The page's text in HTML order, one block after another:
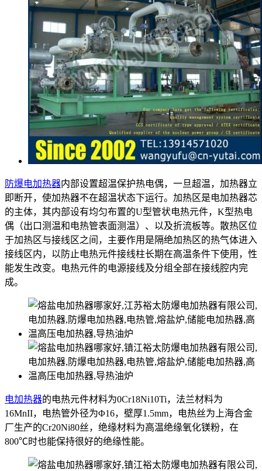
防爆电加热器内部设置超温保护热电偶，一旦超温，加热器立
即断开，使加热器不在超温状态下运行。加热区是电加热器芯
的主体，其内部设有均匀布置的U型管状电热元件，K型热电
偶（出口测温和电热管表面测温）、以及折流板等。散热区位
于加热区与接线区之间，主要作用是隔绝加热区的热气体进入
接线区内，以防止电热元件接线柱长期在高温条件下使用，性
能发生改变。电热元件的电源接线及分组全部在接线腔内完
成。
电加热器的电热元件材料为0Cr18Ni10Ti，法兰材料为
16MnII，电热管外径为Φ16，壁厚1.5mm，电热丝为上海合金
厂生产的Cr20Ni80丝，绝缘材料为高温绝缘氧化镁粉，在
800℃时也能保持很好的绝缘性能。